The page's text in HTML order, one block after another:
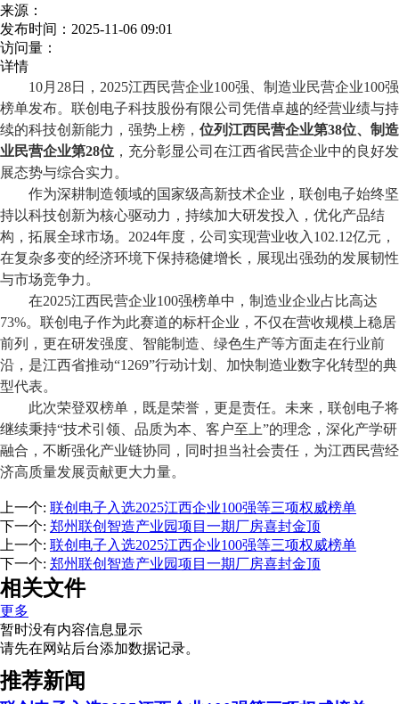
来源：
发布时间： 2025-11-06 09:01
访问量：
详情
10月28日，2025江西民营企业100强、制造业民营企业100强
榜单发布。联创电子科技股份有限公司凭借卓越的经营业绩与持
续的科技创新能力，强势上榜， 位列江西民营企业第38位、制造
业民营企业第28位 ， 充分彰显公司在江西省民营企业中的良好发
展态势与综合实力。
作为深耕制造领域的国家级高新技术企业，联创电子始终坚
持以科技创新为核心驱动力，持续加大研发投入，优化产品结
构，拓展全球市场。 2024年度，公司实现营业收入102.12亿元，
在复杂多变的经济环境下保持稳健增长，展现出强劲的发展韧性
与市场竞争力。
在2025江西民营企业100强榜单中，制造业企业占比高达
73%。联创电子作为此赛道的标杆企业，不仅在营收规模上稳居
前列，更在研发强度、智能制造、绿色生产等方面走在行业前
沿，是江西省推动“1269”行动计划、加快制造业数字化转型的典
型代表。
此次荣登双榜单，既是荣誉，更是责任。未来，联创电子将
继续秉持“技术引领、品质为本、客户至上”的理念，深化产学研
融合，不断强化产业链协同， 同时担当社会责任， 为江西民营经
济高质量发展贡献更大力量。
上一个: 联创电子入选2025江西企业100强等三项权威榜单
下一个: 郑州联创智造产业园项目一期厂房喜封金顶
上一个: 联创电子入选2025江西企业100强等三项权威榜单
下一个: 郑州联创智造产业园项目一期厂房喜封金顶
相关文件
更多
暂时没有内容信息显示
请先在网站后台添加数据记录。
推荐新闻